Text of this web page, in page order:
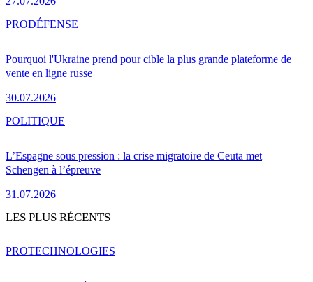
Pourquoi l'Ukraine prend pour cible la plus grande plateforme de
vente en ligne russe
30.07.2026
PRODÉFENSE
L’Espagne sous pression : la crise migratoire de Ceuta met
Schengen à l’épreuve
31.07.2026
POLITIQUE
LES PLUS RÉCENTS
PROTECHNOLOGIES